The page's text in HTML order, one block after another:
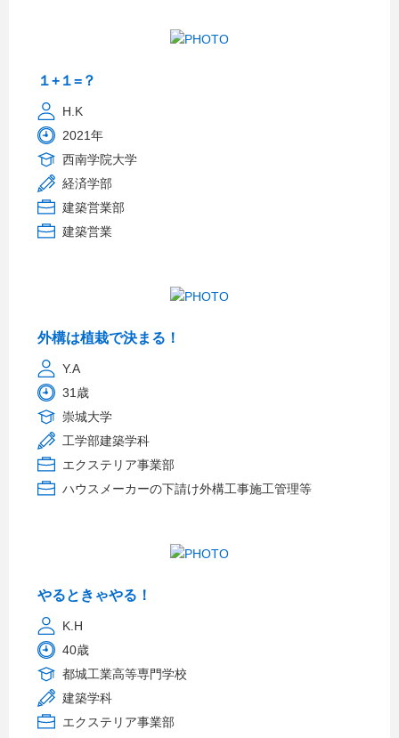
１+１=？
H.K
2021年
西南学院大学
経済学部
建築営業部
建築営業
外構は植栽で決まる！
Y.A
31歳
崇城大学
工学部建築学科
エクステリア事業部
ハウスメーカーの下請け外構工事施工管理等
やるときゃやる！
K.H
40歳
都城工業高等専門学校
建築学科
エクステリア事業部